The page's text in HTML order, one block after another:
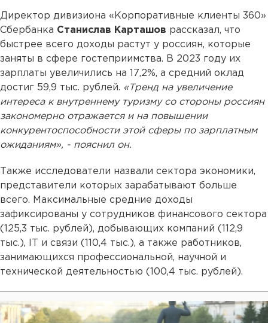
Директор дивизиона «Корпоративные клиенты 360»
Сбербанка Станислав Карташов рассказал, что
быстрее всего доходы растут у россиян, которые
заняты в сфере гостеприимства. В 2023 году их
зарплаты увеличились на 17,2%, а средний оклад
достиг 59,9 тыс. рублей. «Тренд на увеличение
интереса к внутреннему туризму со стороны россиян
закономерно отражается и на повышении
конкурентоспособности этой сферы по зарплатным
ожиданиям», - пояснил он.
Также исследователи назвали сектора экономики,
представители которых зарабатывают больше
всего. Максимальные средние доходы
зафиксированы у сотрудников финансового сектора
(125,3 тыс. рублей), добывающих компаний (112,9
тыс.), IT и связи (110,4 тыс.), а также работников,
занимающихся профессиональной, научной и
технической деятельностью (100,4 тыс. рублей).